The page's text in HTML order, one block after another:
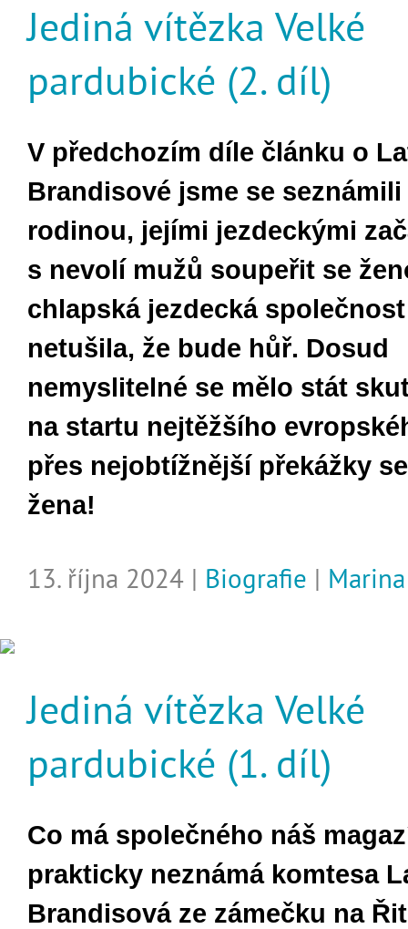
Jediná vítězka Velké
pardubické (2. díl)
V předchozím díle článku o
Brandisové jsme se
rodinou, jejími jezdeckými
s nevolí mužů soupeřit se
chlapská jezdecká
netušila, že bude hůř. Dosud
nemyslitelné se mělo stát
na startu nejtěžšího
přes nejobtížnější překážky
žena!
13. října 2024 | Biografie |
Jediná vítězka Velké
pardubické (1. díl)
Co má společného náš
prakticky neznámá komtesa
Brandisová ze zámečku na